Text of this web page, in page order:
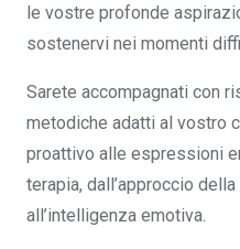
le vostre profonde
sostenervi nei momenti
Sarete accompagnati con
metodiche adatti al vostro
proattivo alle espressioni
terapia, dall’approccio
all’intelligenza emotiva.